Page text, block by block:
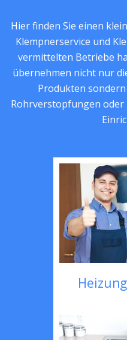
Hier finden Sie einen
Klempnerservice und
vermittelten Betriebe
übernehmen nicht nur
Produkten
Rohrverstopfungen oder